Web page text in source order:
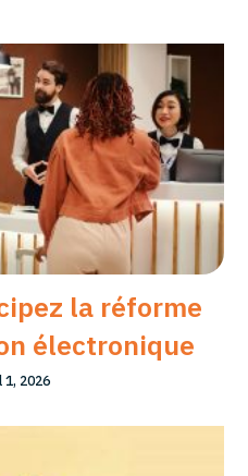
la réforme
électronique
1, 2026